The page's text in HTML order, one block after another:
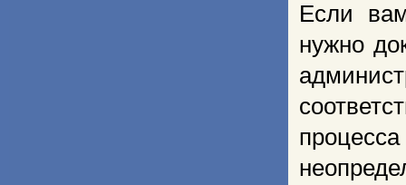
Если
нужно